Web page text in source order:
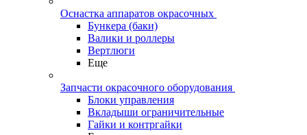
Оснастка аппаратов окрасочных
Бункера (баки)
Валики и роллеры
Вертлюги
Еще
Запчасти окрасочного оборудования
Блоки управления
Вкладыши ограничительные
Гайки и контргайки